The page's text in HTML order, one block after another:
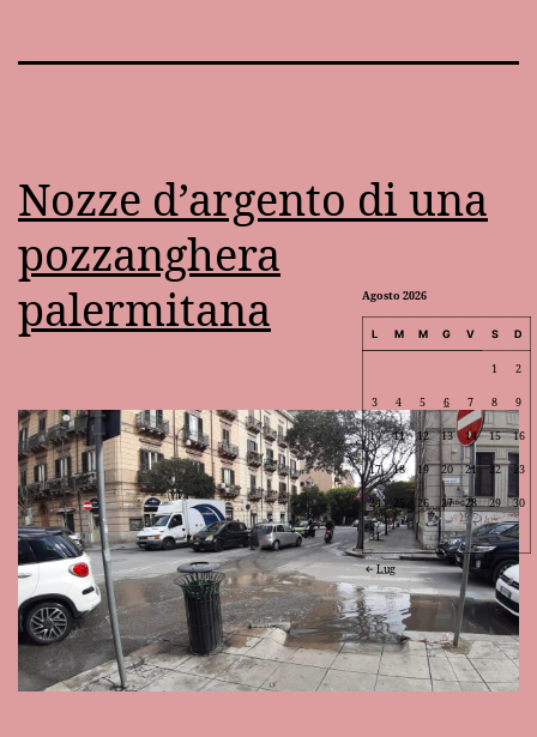
Nozze d’argento di una
pozzanghera
palermitana
Agosto 2026
L M M G V S D
1 2
3 4 5 6 7 8 9
10 11 12 13 14 15 16
17 18 19 20 21 22 23
24 25 26 27 28 29 30
31
Lug